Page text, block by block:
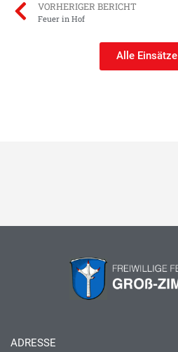
VORHERIGER BERICHT
Feuer in Hof
Alle Einsätze
ADRESSE